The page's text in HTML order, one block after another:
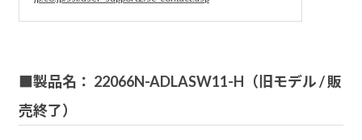
接続切れが結構おきます。
に時折もどってしまう・・。
いまいち設定がわからず困ってます・・。
■製品名： 22066N-ADLASW11-H（旧モデル / 販
売終了）